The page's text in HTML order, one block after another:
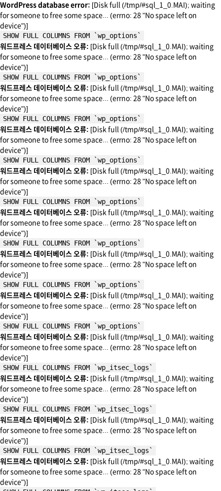
WordPress database error: [Disk full (/tmp/#sql_1_0.MAI); waiting
for someone to free some space... (errno: 28 "No space left on
device")]
SHOW FULL COLUMNS FROM `wp_options`
워드프레스 데이터베이스 오류: [Disk full (/tmp/#sql_1_0.MAI); waiting
for someone to free some space... (errno: 28 "No space left on
device")]
SHOW FULL COLUMNS FROM `wp_options`
워드프레스 데이터베이스 오류: [Disk full (/tmp/#sql_1_0.MAI); waiting
for someone to free some space... (errno: 28 "No space left on
device")]
SHOW FULL COLUMNS FROM `wp_options`
워드프레스 데이터베이스 오류: [Disk full (/tmp/#sql_1_0.MAI); waiting
for someone to free some space... (errno: 28 "No space left on
device")]
SHOW FULL COLUMNS FROM `wp_options`
워드프레스 데이터베이스 오류: [Disk full (/tmp/#sql_1_0.MAI); waiting
for someone to free some space... (errno: 28 "No space left on
device")]
SHOW FULL COLUMNS FROM `wp_options`
워드프레스 데이터베이스 오류: [Disk full (/tmp/#sql_1_0.MAI); waiting
for someone to free some space... (errno: 28 "No space left on
device")]
SHOW FULL COLUMNS FROM `wp_options`
워드프레스 데이터베이스 오류: [Disk full (/tmp/#sql_1_0.MAI); waiting
for someone to free some space... (errno: 28 "No space left on
device")]
SHOW FULL COLUMNS FROM `wp_options`
워드프레스 데이터베이스 오류: [Disk full (/tmp/#sql_1_0.MAI); waiting
for someone to free some space... (errno: 28 "No space left on
device")]
SHOW FULL COLUMNS FROM `wp_options`
워드프레스 데이터베이스 오류: [Disk full (/tmp/#sql_1_0.MAI); waiting
for someone to free some space... (errno: 28 "No space left on
device")]
SHOW FULL COLUMNS FROM `wp_itsec_logs`
워드프레스 데이터베이스 오류: [Disk full (/tmp/#sql_1_0.MAI); waiting
for someone to free some space... (errno: 28 "No space left on
device")]
SHOW FULL COLUMNS FROM `wp_itsec_logs`
워드프레스 데이터베이스 오류: [Disk full (/tmp/#sql_1_0.MAI); waiting
for someone to free some space... (errno: 28 "No space left on
device")]
SHOW FULL COLUMNS FROM `wp_itsec_logs`
워드프레스 데이터베이스 오류: [Disk full (/tmp/#sql_1_0.MAI); waiting
for someone to free some space... (errno: 28 "No space left on
device")]